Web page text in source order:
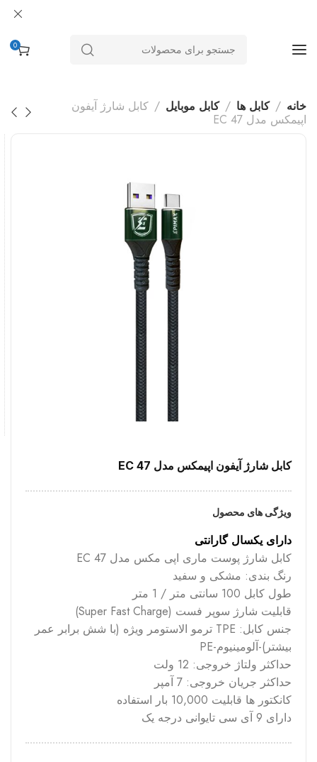
0
خانه کابل ها کابل موبایل
کابل شارژ آیفون
اپیمکس مدل EC 47
کابل شارژ آیفون اپیمکس مدل EC 47
ویژگی های محصول
دارای یکسال گارانتی
کابل شارژ پوست ماری اپی مکس مدل EC 47
رنگ بندی: مشکی و سفید
طول کابل 100 سانتی متر / 1 متر
قابلیت شارژ سوپر فست (Super Fast Charge)
جنس کابل: TPE ترمو الاستومر ویژه (با شش برابر عمر
بیشتر)-آلومینیوم-PE
حداکثر ولتاژ خروجی: 12 ولت
حداکثر جریان خروجی: 7 آمپر
کانکتور ها قابلیت 10,000 بار استفاده
دارای 9 آی سی تایوانی درجه یک